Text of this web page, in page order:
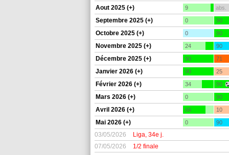
Aout 2025 (+)
9 abs.
Septembre 2025 (+) 0 90
Octobre 2025 (+) 0 90
Novembre 2025 (+) 24 90
Décembre 2025 (+) 90 71
Janvier 2026 (+) 90 25
Février 2026 (+) 34 90
Mars 2026 (+) 0 90
Avril 2026 (+) 66 10
Mai 2026 (+) 0 90
03/05/2026 Liga, 34e j.
07/05/2026
1/2 finale